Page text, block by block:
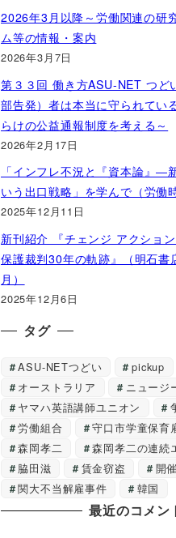
2026年3月以降～労働関連の研
ム等の情報・案内
2026年3月7日
第３３回 働き方ASU-NET つ
部告発）者は本当に守られて
らけの公益通報制度を考える～
2026年2月17日
「インフレ不況と『資本論』―
いう出口戦略」を学んで（労働
2025年12月11日
新刊紹介 『チェンジ アクショ
保護裁判30年の軌跡』（明石書
月）
2025年12月6日
タグ
ASU-NETつどい pickup
オーストラリア
ニュージ
ヤマハ英語講師ユニオン
労働組合
守口市学童保育
森岡孝二
森岡孝二の連続
脇田滋
賃金窃盗
開
関大不当解雇事件
韓国
最近のコメン